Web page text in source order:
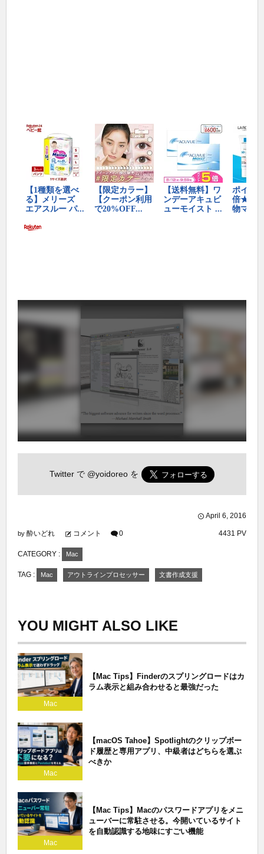
Twitter で @yoidoreo を
April 6, 2016
by 酔いどれ コメント 0 4431 PV
CATEGORY : Mac
TAG : Mac アウトラインプロセッサー 文書作成支援
YOU MIGHT ALSO LIKE
Mac
【Mac Tips】Finderのスプリングロードはカ
ラム表示と組み合わせると最強だった
Mac
【macOS Tahoe】Spotlightのクリップボー
ド履歴と専用アプリ、中級者はどちらを選ぶ
べきか
Mac
【Mac Tips】Macのパスワードアプリをメニ
ューバーに常駐させる。今開いているサイト
を自動認識する地味にすごい機能